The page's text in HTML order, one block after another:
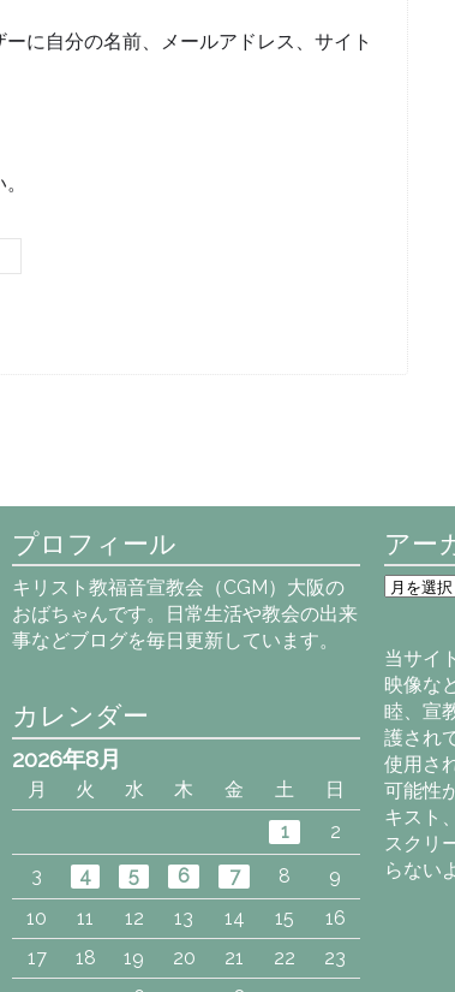
に自分の名前、メールアドレス、サイト
プロフィール
キリスト教福音宣教会（CGM）大阪の
おばちゃんです。日常生活や教会の出来
事などブログを毎日更新しています。
アー
ア
ー
ブ
当サイ
映像な
睦、宣
護され
使用さ
可能性
キスト
スクリ
らない
カレンダー
2026年8月
月 火 水 木 金 土
日
1
2
3
4 5 6 7 8
9
10
11 12 13 14 15
16
17
18 19 20 21 22
23